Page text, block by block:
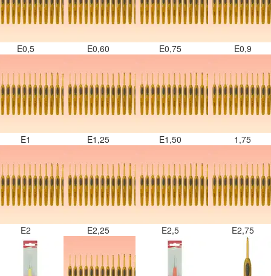
E0,5 E0,60 E0,75 E0,9
E1 E1,25 E1,50 1,75
E2 E2,25 E2,5 E2,75